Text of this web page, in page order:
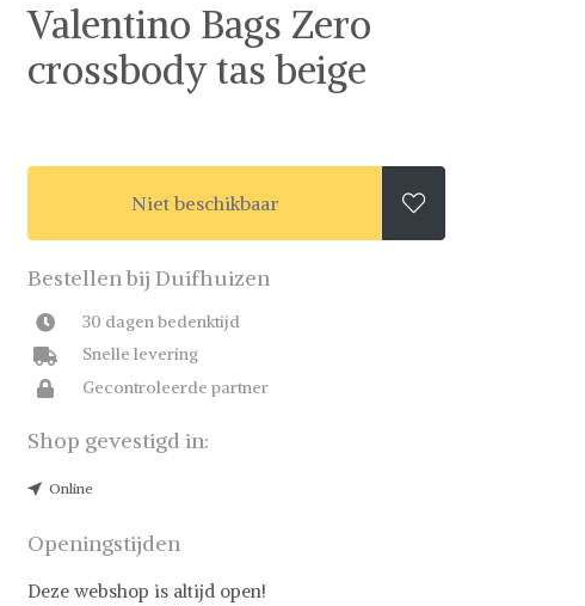
Valentino Bags Zero
crossbody tas beige
Niet beschikbaar 
Bestellen bij Duifhuizen
30 dagen bedenktijd
Snelle levering
Gecontroleerde partner
Shop gevestigd in:
Online
Openingstijden
Deze webshop is altijd open!